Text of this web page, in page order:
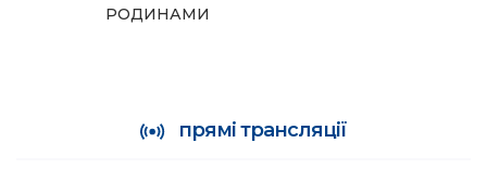
РОДИНАМИ
прямі трансляції